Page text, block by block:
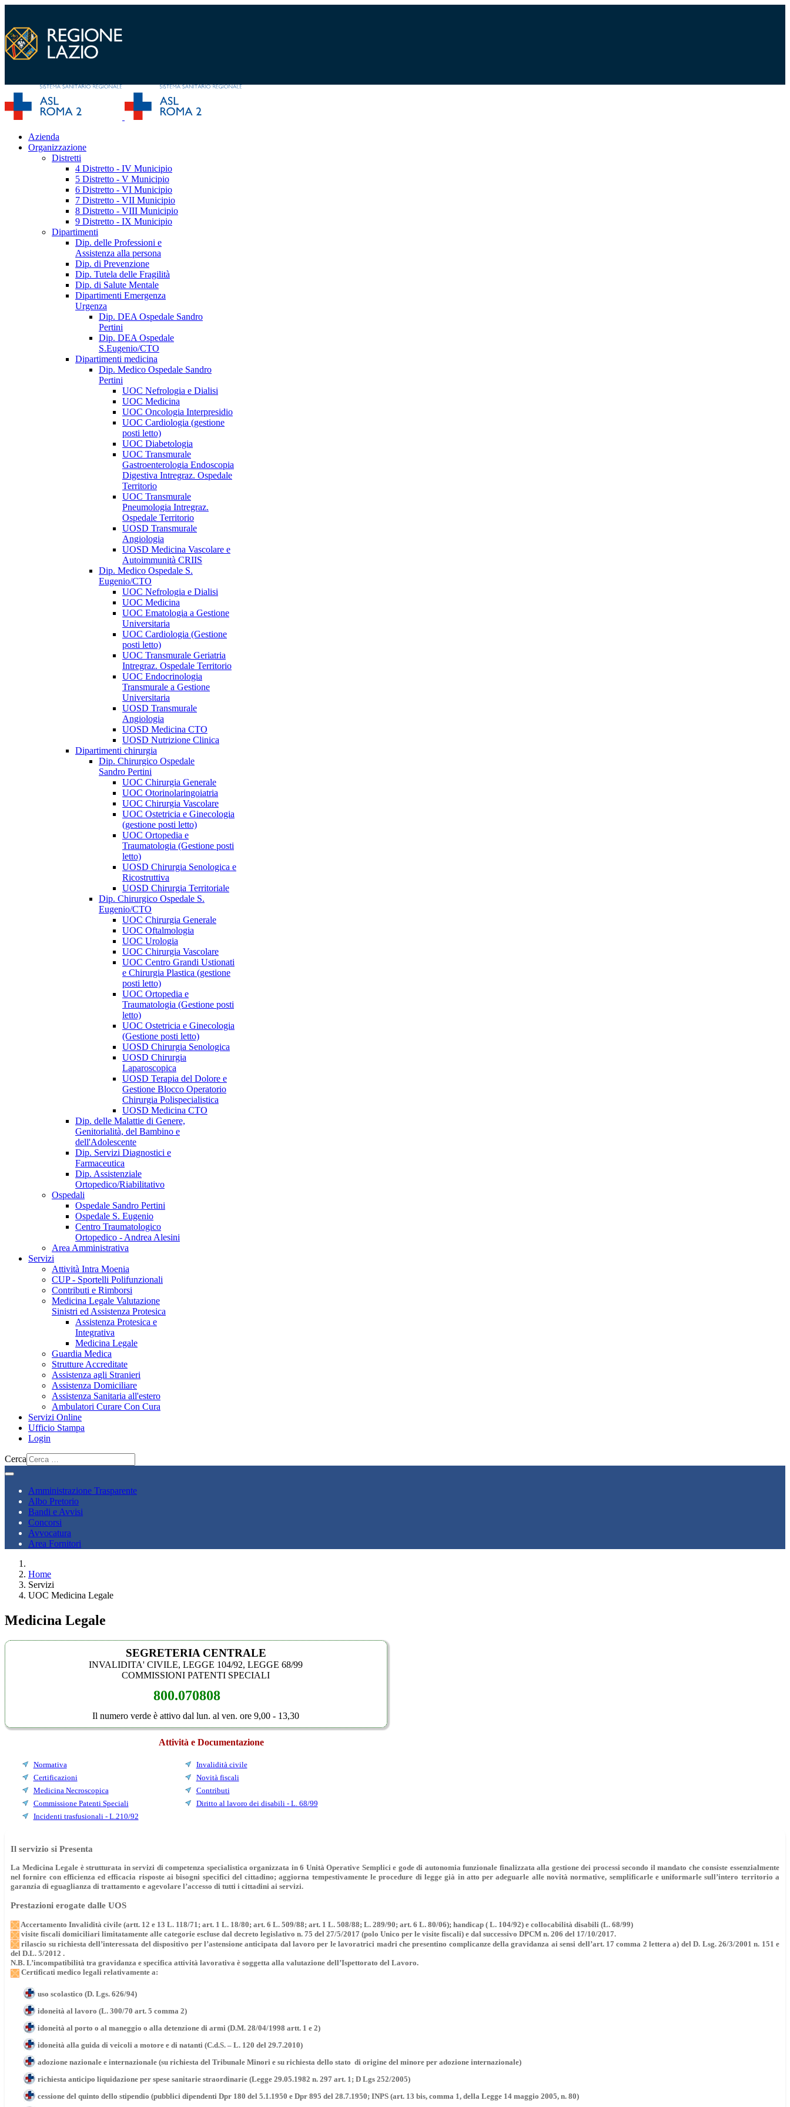
Azienda
Organizzazione
Distretti
4 Distretto - IV Municipio
5 Distretto - V Municipio
6 Distretto - VI Municipio
7 Distretto - VII Municipio
8 Distretto - VIII Municipio
9 Distretto - IX Municipio
Dipartimenti
Dip. delle Professioni e
Assistenza alla persona
Dip. di Prevenzione
Dip. Tutela delle Fragilità
Dip. di Salute Mentale
Dipartimenti Emergenza
Urgenza
Dip. DEA Ospedale Sandro
Pertini
Dip. DEA Ospedale
S.Eugenio/CTO
Dipartimenti medicina
Dip. Medico Ospedale Sandro
Pertini
UOC Nefrologia e Dialisi
UOC Medicina
UOC Oncologia Interpresidio
UOC Cardiologia (gestione
posti letto)
UOC Diabetologia
UOC Transmurale
Gastroenterologia Endoscopia
Digestiva Intregraz. Ospedale
Territorio
UOC Transmurale
Pneumologia Intregraz.
Ospedale Territorio
UOSD Transmurale
Angiologia
UOSD Medicina Vascolare e
Autoimmunità CRIIS
Dip. Medico Ospedale S.
Eugenio/CTO
UOC Nefrologia e Dialisi
UOC Medicina
UOC Ematologia a Gestione
Universitaria
UOC Cardiologia (Gestione
posti letto)
UOC Transmurale Geriatria
Intregraz. Ospedale Territorio
UOC Endocrinologia
Transmurale a Gestione
Universitaria
UOSD Transmurale
Angiologia
UOSD Medicina CTO
UOSD Nutrizione Clinica
Dipartimenti chirurgia
Dip. Chirurgico Ospedale
Sandro Pertini
UOC Chirurgia Generale
UOC Otorinolaringoiatria
UOC Chirurgia Vascolare
UOC Ostetricia e Ginecologia
(gestione posti letto)
UOC Ortopedia e
Traumatologia (Gestione posti
letto)
UOSD Chirurgia Senologica e
Ricostruttiva
UOSD Chirurgia Territoriale
Dip. Chirurgico Ospedale S.
Eugenio/CTO
UOC Chirurgia Generale
UOC Oftalmologia
UOC Urologia
UOC Chirurgia Vascolare
UOC Centro Grandi Ustionati
e Chirurgia Plastica (gestione
posti letto)
UOC Ortopedia e
Traumatologia (Gestione posti
letto)
UOC Ostetricia e Ginecologia
(Gestione posti letto)
UOSD Chirurgia Senologica
UOSD Chirurgia
Laparoscopica
UOSD Terapia del Dolore e
Gestione Blocco Operatorio
Chirurgia Polispecialistica
UOSD Medicina CTO
Dip. delle Malattie di Genere,
Genitorialità, del Bambino e
dell'Adolescente
Dip. Servizi Diagnostici e
Farmaceutica
Dip. Assistenziale
Ortopedico/Riabilitativo
Ospedali
Ospedale Sandro Pertini
Ospedale S. Eugenio
Centro Traumatologico
Ortopedico - Andrea Alesini
Area Amministrativa
Servizi
Attività Intra Moenia
CUP - Sportelli Polifunzionali
Contributi e Rimborsi
Medicina Legale Valutazione
Sinistri ed Assistenza Protesica
Assistenza Protesica e
Integrativa
Medicina Legale
Guardia Medica
Strutture Accreditate
Assistenza agli Stranieri
Assistenza Domiciliare
Assistenza Sanitaria all'estero
Ambulatori Curare Con Cura
Servizi Online
Ufficio Stampa
Login
Cerca
Amministrazione Trasparente
Albo Pretorio
Bandi e Avvisi
Concorsi
Avvocatura
Area Fornitori
Home
Servizi
UOC Medicina Legale
Medicina Legale
SEGRETERIA CENTRALE
INVALIDITA' CIVILE, LEGGE 104/92, LEGGE 68/99
COMMISSIONI PATENTI SPECIALI
800.070808
Il numero verde è attivo dal lun. al ven. ore 9,00 - 13,30
Attività e Documentazione
Normativa
Invalidità civile
Certificazioni
Novità fiscali
Medicina Necroscopica
Contributi
Commissione Patenti Speciali
Diritto al lavoro dei disabili - L. 68/99
Incidenti trasfusionali - L.210/92
Il servizio si Presenta
La Medicina Legale è strutturata in servizi di competenza specialistica organizzata in 6 Unità Operative Semplici e gode di autonomia funzionale finalizzata alla gestione dei processi secondo il mandato che consiste essenzialmente
nel fornire con efficienza ed efficacia risposte ai bisogni specifici del cittadino; aggiorna tempestivamente le procedure di legge già in atto per adeguarle alle novità normative, semplificarle e uniformarle sull’intero territorio a
garanzia di eguaglianza di trattamento e agevolare l’accesso di tutti i cittadini ai servizi.
Prestazioni erogate dalle UOS
Accertamento Invalidità civile (artt. 12 e 13 L. 118/71; art. 1 L. 18/80; art. 6 L. 509/88; art. 1 L. 508/88; L. 289/90; art. 6 L. 80/06); handicap ( L. 104/92) e collocabilità disabili (L. 68/99)
visite fiscali domiciliari limitatamente alle categorie escluse dal decreto legislativo n. 75 del 27/5/2017 (polo Unico per le visite fiscali) e dal successivo DPCM n. 206 del 17/10/2017.
rilascio su richiesta dell’interessata del dispositivo per l’astensione anticipata dal lavoro per le lavoratrici madri che presentino complicanze della gravidanza ai sensi dell’art. 17 comma 2 lettera a) del D. Lsg. 26/3/2001 n. 151 e
del D.L. 5/2012 .
N.B. L’incompatibilità tra gravidanza e specifica attività lavorativa è soggetta alla valutazione dell’Ispettorato del Lavoro.
Certificati medico legali relativamente a:
uso scolastico (D. Lgs. 626/94)
idoneità al lavoro (L. 300/70 art. 5 comma 2)
idoneità al porto o al maneggio o alla detenzione di armi (D.M. 28/04/1998 artt. 1 e 2)
idoneità alla guida di veicoli a motore e di natanti (C.d.S. – L. 120 del 29.7.2010)
adozione nazionale e internazionale (su richiesta del Tribunale Minori e su richiesta dello stato di origine del minore per adozione internazionale)
richiesta anticipo liquidazione per spese sanitarie straordinarie (Legge 29.05.1982 n. 297 art. 1; D Lgs 252/2005)
cessione del quinto dello stipendio (pubblici dipendenti Dpr 180 del 5.1.1950 e Dpr 895 del 28.7.1950; INPS (art. 13 bis, comma 1, della Legge 14 maggio 2005, n. 80)